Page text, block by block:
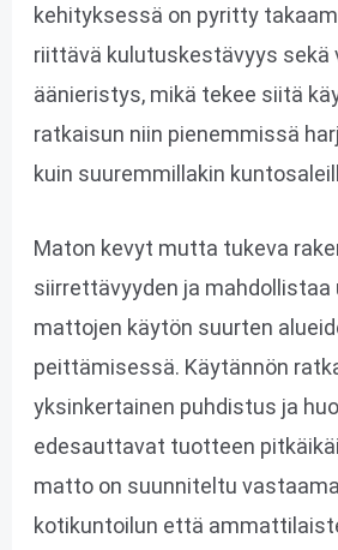
kehityksessä on pyritty
riittävä kulutuskestävyys sekä
äänieristys, mikä tekee siitä
ratkaisun niin pienemmissä
kuin suuremmillakin
Maton kevyt mutta tukeva
siirrettävyyden ja mahdollistaa
mattojen käytön suurten
peittämisessä. Käytännön
yksinkertainen puhdistus ja
edesauttavat tuotteen
matto on suunniteltu
kotikuntoilun että